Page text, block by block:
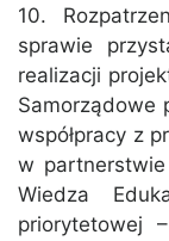
10.
sprawie
realizacji
Samorządowe
współpracy z
w
Wiedza
priorytetowej